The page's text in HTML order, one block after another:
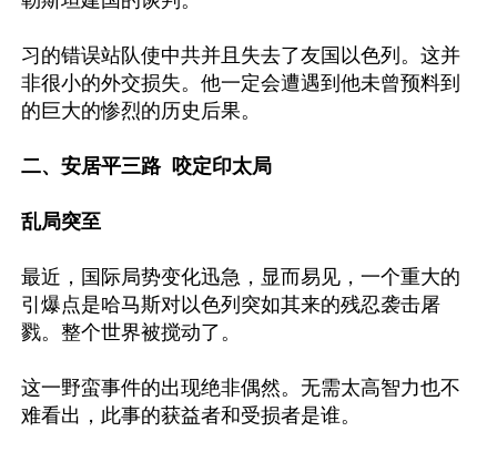
习的错误站队使中共并且失去了友国以色列。这并
非很小的外交损失。他一定会遭遇到他未曾预料到
的巨大的惨烈的历史后果。
二、安居平三路  咬定印太局
乱局突至
最近，国际局势变化迅急，显而易见，一个重大的
引爆点是哈马斯对以色列突如其来的残忍袭击屠
戮。整个世界被搅动了。
这一野蛮事件的出现绝非偶然。无需太高智力也不
难看出，此事的获益者和受损者是谁。